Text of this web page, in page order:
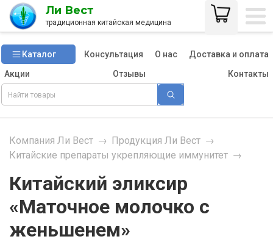
Ли Вест
традиционная китайская медицина
Каталог Консультация О нас
Доставка и оплата
Акции
Отзывы Контакты
Компания Ли Вест → Продукция Ли Вест →
Китайские препараты укрепляющие иммунитет →
Китайский эликсир
«Маточное молочко с
женьшенем»